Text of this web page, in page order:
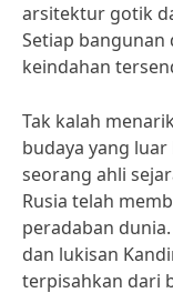
arsitektur gotik
Setiap bangunan
keindahan
Tak kalah
budaya yang
seorang ahli
Rusia telah
peradaban
dan lukisan
terpisahkan dari